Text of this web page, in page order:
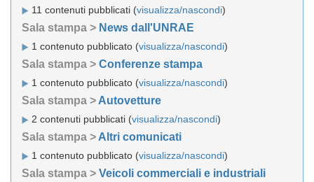
11 contenuti pubblicati (visualizza/nascondi)
Sala stampa > News dall'UNRAE
1 contenuto pubblicato (visualizza/nascondi)
Sala stampa > Conferenze stampa
1 contenuto pubblicato (visualizza/nascondi)
Sala stampa > Autovetture
2 contenuti pubblicati (visualizza/nascondi)
Sala stampa > Altri comunicati
1 contenuto pubblicato (visualizza/nascondi)
Sala stampa > Veicoli commerciali e industriali